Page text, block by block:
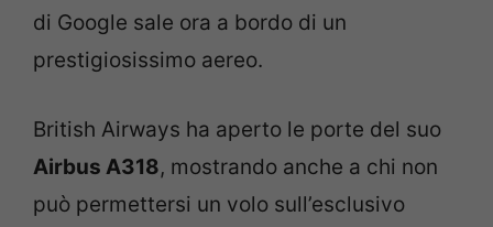
di Google sale ora a bordo di un
prestigiosissimo aereo.
British Airways ha aperto le porte del suo
Airbus A318, mostrando anche a chi non
può permettersi un volo sull’esclusivo